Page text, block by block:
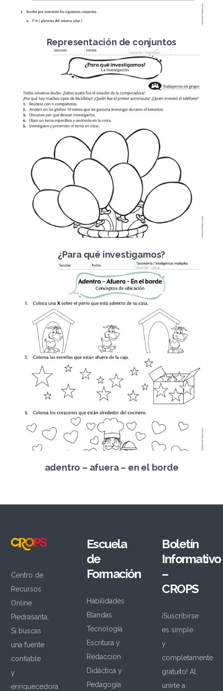
Representación de conjuntos
¿Para qué investigamos?
adentro – afuera – en el borde
Centro de
Recursos
Online
Piedrasanta,
Si buscas
una fuente
confiable
y
enriquecedora
Escuela
de
Formación
Habilidades
Blandas
Tecnología
Escritura y
Redacción
Didáctica y
Pedagogía
Boletín
Informativo
–
CROPS
¡Suscribirse
es simple
y
completamente
gratuito! Al
unirte a